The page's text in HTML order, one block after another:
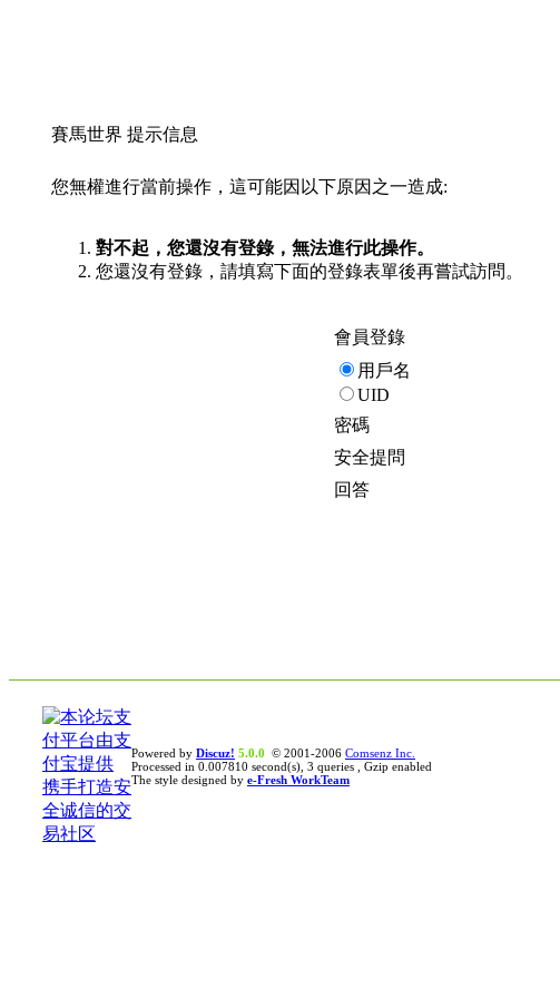
賽馬世界 提示信息
您無權進行當前操作，這可能因以下原因之一造成:
對不起，您還沒有登錄，無法進行此操作。
您還沒有登錄，請填寫下面的登錄表單後再嘗試訪問。
會員登錄
用戶名
UID
密碼
安全提問
回答
Powered by Discuz! 5.0.0 © 2001-2006 Comsenz Inc.
Processed in 0.007810 second(s), 3 queries , Gzip enabled
The style designed by e-Fresh WorkTeam